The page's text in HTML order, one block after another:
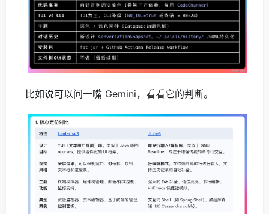
比如说可以问一嘴 Gemini，看看它的判断。